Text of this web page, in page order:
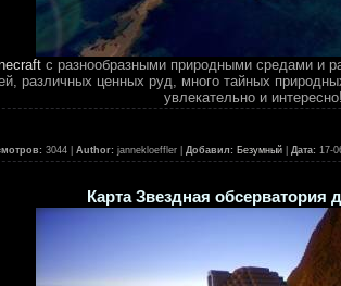
с разнообразными природными средами и
различных ценных руд, много тайных
увлекательно и интересно!
3044 | Author: jannekloeffler | Добавил: Безумный Дата: 17-
Карта Звездная обсерватория